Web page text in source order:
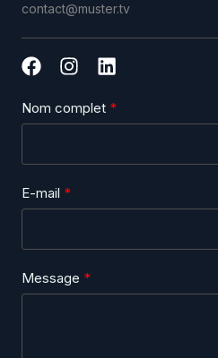
contact@muster.tv
Nom complet
E-mail
Message